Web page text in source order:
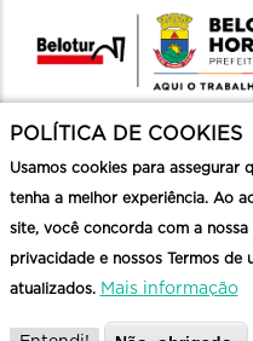
POLÍTICA DE COOKIES
Usamos cookies para assegurar
tenha a melhor experiência. Ao
site, você concorda com a nossa
privacidade e nossos Termos de
atualizados. Mais informação